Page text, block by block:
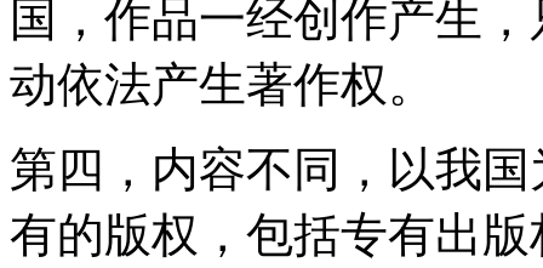
国，作品一经创作产生
动依法产生著作权。
第四，内容不同，以我
有的版权，包括专有出